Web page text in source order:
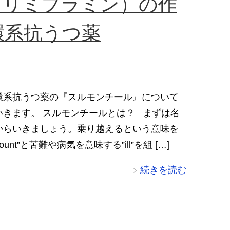
抗うつ薬
系抗うつ薬の『スルモンチール』について
きます。 スルモンチールとは？ まずは名
らいきましょう。乗り越えるという意味を
と苦難や病気を意味する”ill”を組 […]
続きを読む